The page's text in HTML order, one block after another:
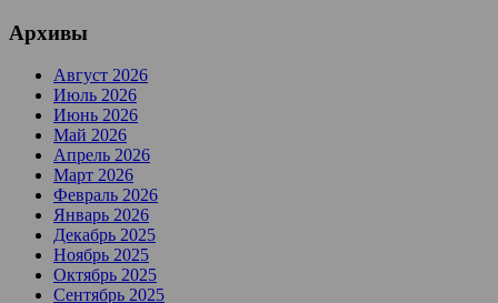
Архивы
Август 2026
Июль 2026
Июнь 2026
Май 2026
Апрель 2026
Март 2026
Февраль 2026
Январь 2026
Декабрь 2025
Ноябрь 2025
Октябрь 2025
Сентябрь 2025